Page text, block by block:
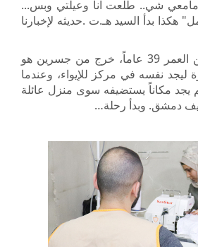
شي.. طلعت انا وعيلتي وبس...
هكذا بدأ السيد هـ.ت .حديثه لإخبارنا
السيد هـ.ت .البالغ من العمر 39 عاماً، خرج من جسرين هو
ليجد نفسه في مركز للإيواء، وعندما
يجد مكاناً يستضيفه سوى منزل عائلة
دمشق. وبدأ رحلة…